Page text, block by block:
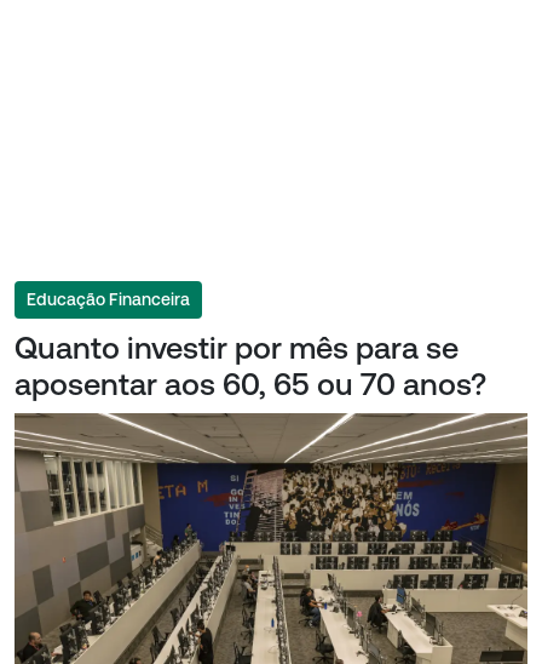
Educação Financeira
Quanto investir por mês para se
aposentar aos 60, 65 ou 70 anos?